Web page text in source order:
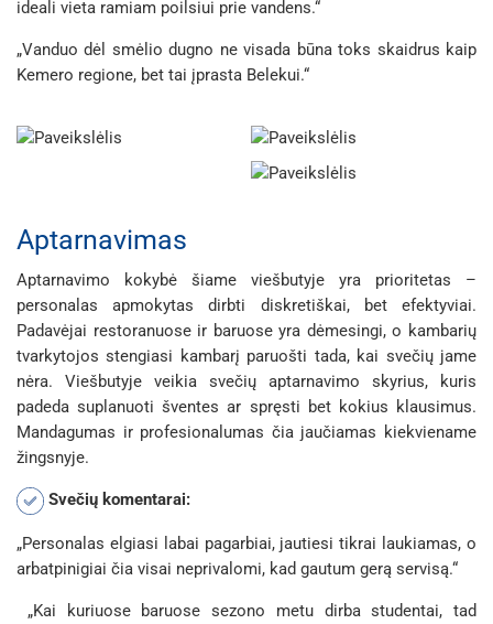
ideali vieta ramiam poilsiui prie vandens.“
„Vanduo dėl smėlio dugno ne visada būna toks skaidrus kaip
Kemero regione, bet tai įprasta Belekui.“
Aptarnavimas
Aptarnavimo kokybė šiame viešbutyje yra prioritetas –
personalas apmokytas dirbti diskretiškai, bet efektyviai.
Padavėjai restoranuose ir baruose yra dėmesingi, o kambarių
tvarkytojos stengiasi kambarį paruošti tada, kai svečių jame
nėra. Viešbutyje veikia svečių aptarnavimo skyrius, kuris
padeda suplanuoti šventes ar spręsti bet kokius klausimus.
Mandagumas ir profesionalumas čia jaučiamas kiekviename
žingsnyje.
Svečių komentarai:
„Personalas elgiasi labai pagarbiai, jautiesi tikrai laukiamas, o
arbatpinigiai čia visai neprivalomi, kad gautum gerą servisą.“
„Kai kuriuose baruose sezono metu dirba studentai, tad